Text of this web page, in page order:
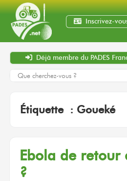
Inscrivez-
Déjà membre du PADES
Étiquette : Goueké
Ebola de retour
?